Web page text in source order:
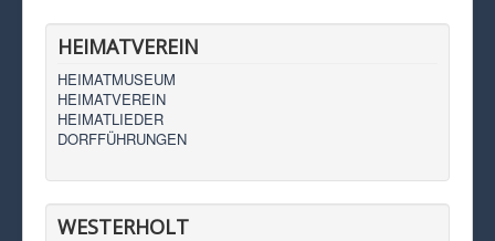
HEIMATVEREIN
HEIMATMUSEUM
HEIMATVEREIN
HEIMATLIEDER
DORFFÜHRUNGEN
WESTERHOLT